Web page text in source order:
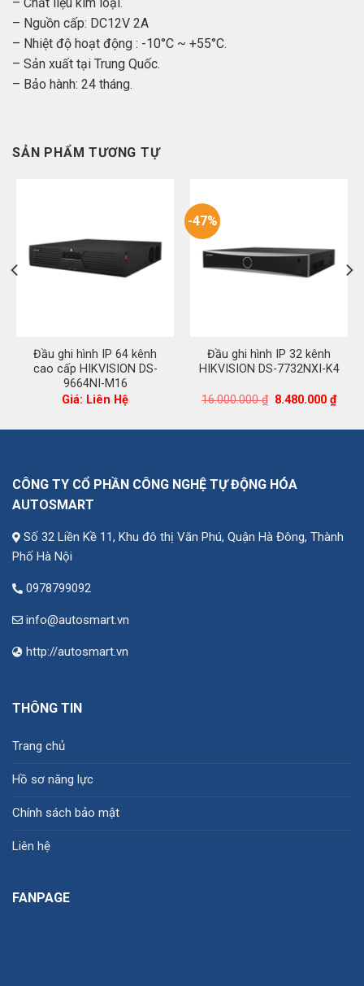
– Nguồn cấp: DC12V 2A
– Nhiệt độ hoạt động : -10°C ~ +55°C.
– Sản xuất tại Trung Quốc.
– Bảo hành: 24 tháng.
SẢN PHẨM TƯƠNG TỰ
Đầu ghi hình IP 64 kênh
cao cấp HIKVISION DS-
9664NI-M16
Giá: Liên Hệ
-47%
Đầu ghi hình IP 32 kênh
HIKVISION DS-7732NXI-K4
16.000.000₫ Giá
16.000.000 ₫.
8.480.000₫Giá
hiện
là:
CÔNG TY CỔ PHẦN CÔNG NGHỆ TỰ ĐỘNG HÓA
AUTOSMART
Số 32 Liền Kề 11, Khu đô thị Văn Phú, Quận Hà Đông, Thành
Phố Hà Nội
0978799092
info@autosmart.vn
http://autosmart.vn
THÔNG TIN
Trang chủ
Hồ sơ năng lực
Chính sách bảo mật
Liên hệ
FANPAGE